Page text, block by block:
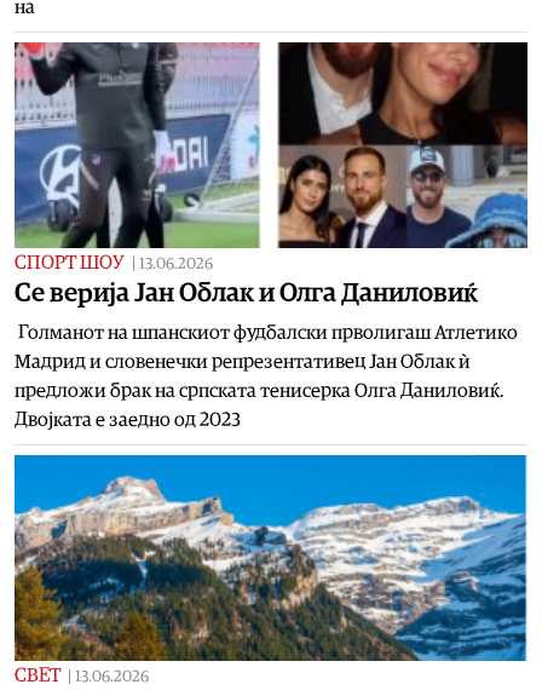
на
СПОРТ ШОУ 13.06.2026
Се верија Јан Облак и Олга Даниловиќ
Голманот на шпанскиот фудбалски прволигаш Атлетико
Мадрид и словенечки репрезентативец Јан Облак ѝ
предложи брак на српската тенисерка Олга Даниловиќ.
Двојката е заедно од 2023
СВЕТ 13.06.2026